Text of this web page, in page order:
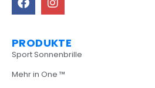
PRODUKTE
Sport Sonnenbrille
Mehr in One ™